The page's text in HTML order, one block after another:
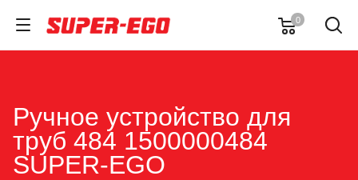
0
Ручное устройство для
труб 484 1500000484
SUPER-EGO